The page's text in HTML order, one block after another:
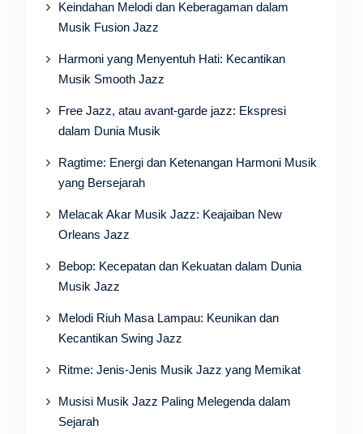
Keindahan Melodi dan Keberagaman dalam
Musik Fusion Jazz
Harmoni yang Menyentuh Hati: Kecantikan
Musik Smooth Jazz
Free Jazz, atau avant-garde jazz: Ekspresi
dalam Dunia Musik
Ragtime: Energi dan Ketenangan Harmoni Musik
yang Bersejarah
Melacak Akar Musik Jazz: Keajaiban New
Orleans Jazz
Bebop: Kecepatan dan Kekuatan dalam Dunia
Musik Jazz
Melodi Riuh Masa Lampau: Keunikan dan
Kecantikan Swing Jazz
Ritme: Jenis-Jenis Musik Jazz yang Memikat
Musisi Musik Jazz Paling Melegenda dalam
Sejarah